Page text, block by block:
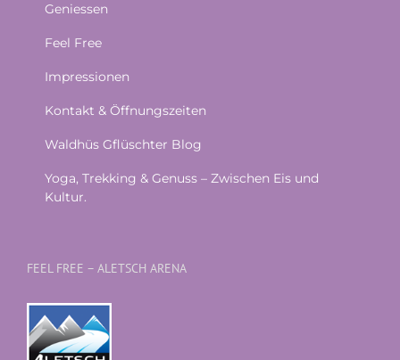
Geniessen
Feel Free
Impressionen
Kontakt & Öffnungszeiten
Waldhüs Gflüschter Blog
Yoga, Trekking & Genuss – Zwischen Eis und
Kultur.
FEEL FREE – ALETSCH ARENA